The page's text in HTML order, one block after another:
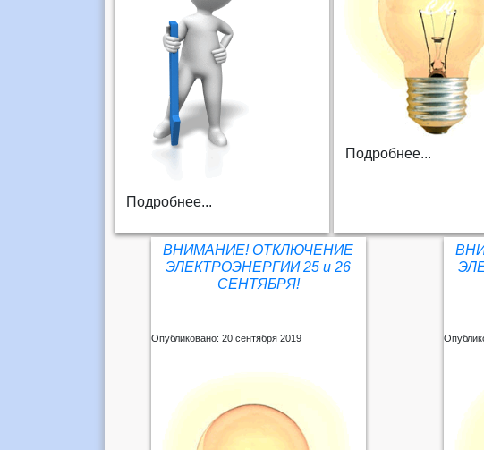
Подробнее...
Подробнее...
ВНИМАНИЕ! ОТКЛЮЧЕНИЕ
ЭЛЕКТРОЭНЕРГИИ 25 и 26
СЕНТЯБРЯ!
Опубликовано: 20 сентября 2019